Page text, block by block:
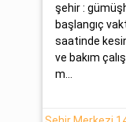
şehir :
başlangıç
saatinde
ve bakım
m...